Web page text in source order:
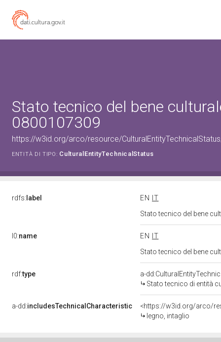
Stato tecnico del bene
0800107309
https://w3id.org/arco/resource/
ENTITÀ DI TIPO: CulturalEntityTechnicalStatus
rdfs: label EN
IT
Stato tecnico del bene
l0:name EN
IT
Stato tecnico del bene
rdf:type
a-
Stato tecnico di entità
a-dd:includesTechnicalCharacteristic
<https://w3id.org/arco/
legno, intaglio